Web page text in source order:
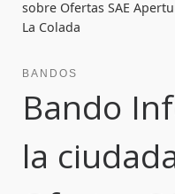
sobre Ofertas SAE
La Colada
BANDOS
Bando
la